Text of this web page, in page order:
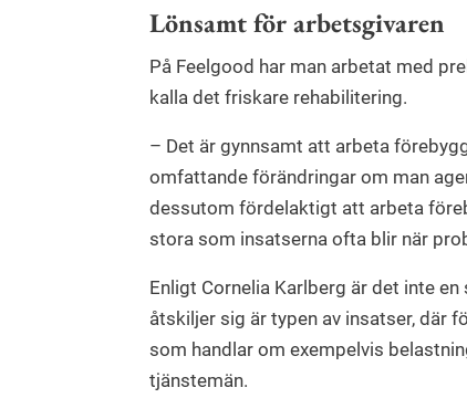
Lönsamt för arbetsgivaren
På Feelgood har man arbetat med
kalla det friskare rehabilitering.
– Det är gynnsamt att arbeta
omfattande förändringar om man
dessutom fördelaktigt att arbeta
stora som insatserna ofta blir när
Enligt Cornelia Karlberg är det inte
åtskiljer sig är typen av insatser, där
som handlar om exempelvis
tjänstemän.